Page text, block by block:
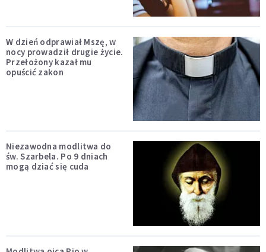
W dzień odprawiał Mszę, w
nocy prowadził drugie życie.
Przełożony kazał mu
opuścić zakon
Niezawodna modlitwa do
św. Szarbela. Po 9 dniach
mogą dziać się cuda